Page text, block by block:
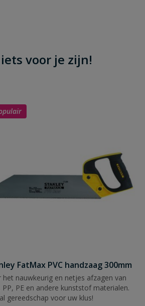
voor je zijn!
FatMax PVC handzaag 300mm
het nauwkeurig en netjes afzagen van
PP, PE en andere kunststof materialen.
gereedschap voor uw klus!